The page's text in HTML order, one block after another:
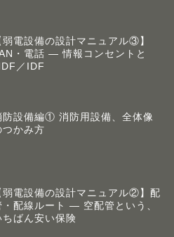
弱電設備の設計マニュアル③】
・電話 ― 情報コンセントと
／IDF
防設備編① 消防用設備、全体像
つかみ方
弱電設備の設計マニュアル②】配
・配線ルート ― 空配管という、
ちばん安い保険